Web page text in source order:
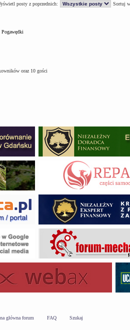
posty z poprzednich:
Sortuj
Pogawędki
oraz 10 gości
główna forum FAQ Szukaj